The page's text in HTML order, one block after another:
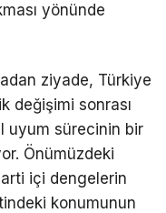
yönünde
ziyade, Türkiye
değişimi sonrası
uyum sürecinin bir
Önümüzdeki
içi dengelerin
konumunun